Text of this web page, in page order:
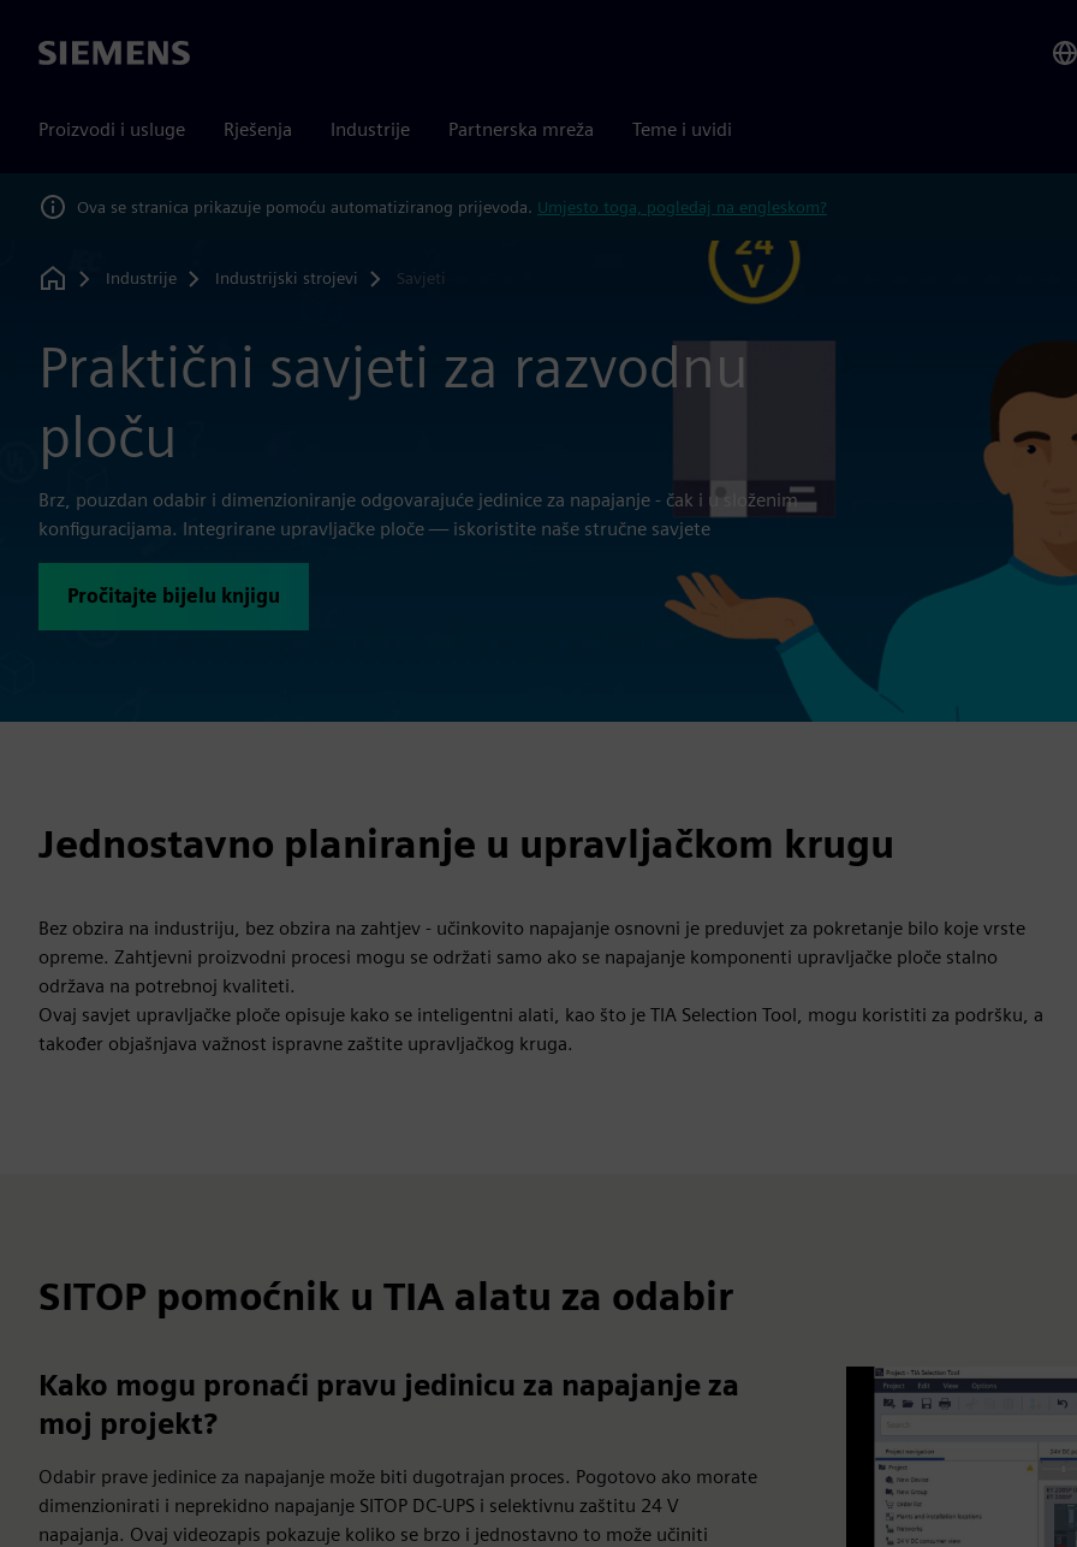
Siemens
Proizvodi i usluge Rješenja Industrije Partnerska mreža Teme i uvidi
Ova se stranica prikazuje pomoću automatiziranog prijevoda. Umjesto toga, pogledaj na engleskom?
Home
Industrije Industrijski strojevi Savjeti
Praktični savjeti za razvodnu
ploču
Brz, pouzdan odabir i dimenzioniranje odgovarajuće jedinice za napajanje - čak i u složenim
konfiguracijama. Integrirane upravljačke ploče — iskoristite naše stručne savjete
Pročitajte bijelu knjigu
Jednostavno planiranje u upravljačkom krugu
Bez obzira na industriju, bez obzira na zahtjev - učinkovito napajanje osnovni je preduvjet za pokretanje bilo koje vrste
opreme. Zahtjevni proizvodni procesi mogu se održati samo ako se napajanje komponenti upravljačke ploče stalno
održava na potrebnoj kvaliteti.
Ovaj savjet upravljačke ploče opisuje kako se inteligentni alati, kao što je TIA Selection Tool, mogu koristiti za podršku, a
također objašnjava važnost ispravne zaštite upravljačkog kruga.
SITOP pomoćnik u TIA alatu za odabir
Kako mogu pronaći pravu jedinicu za napajanje za
moj projekt?
Odabir prave jedinice za napajanje može biti dugotrajan proces. Pogotovo ako morate
dimenzionirati i neprekidno napajanje SITOP DC-UPS i selektivnu zaštitu 24 V
napajanja. Ovaj videozapis pokazuje koliko se brzo i jednostavno to može učiniti